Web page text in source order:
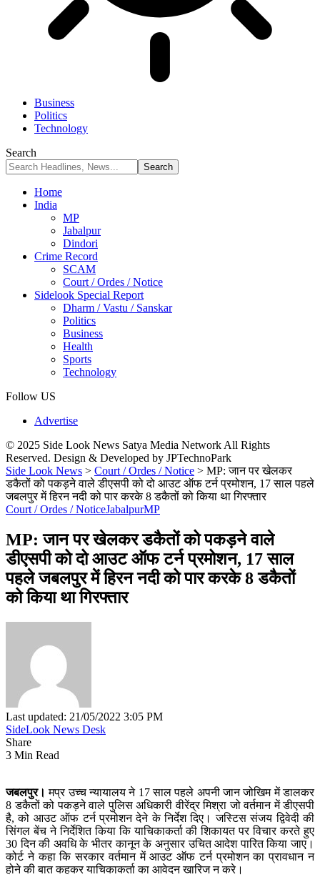
Business
Politics
Technology
Search
Home
India
MP
Jabalpur
Dindori
Crime Record
SCAM
Court / Ordes / Notice
Sidelook Special Report
Dharm / Vastu / Sanskar
Politics
Business
Health
Sports
Technology
Follow US
Advertise
© 2025 Side Look News Satya Media Network All Rights
Reserved. Design & Developed by JPTechnoPark
Side Look News > Court / Ordes / Notice > MP: जान पर खेलकर
डकैतों को पकड़ने वाले डीएसपी को दो आउट ऑफ टर्न प्रमोशन, 17 साल पहले
जबलपुर में हिरन नदी को पार करके 8 डकैतों को किया था गिरफ्तार
Court / Ordes / NoticeJabalpurMP
MP: जान पर खेलकर डकैतों को पकड़ने वाले
डीएसपी को दो आउट ऑफ टर्न प्रमोशन, 17 साल
पहले जबलपुर में हिरन नदी को पार करके 8 डकैतों
को किया था गिरफ्तार
Last updated: 21/05/2022 3:05 PM
SideLook News Desk
Share
3 Min Read
जबलपुर। मप्र उच्च न्यायालय ने 17 साल पहले अपनी जान जोखिम में डालकर
8 डकैतों को पकड़ने वाले पुलिस अधिकारी वीरेंद्र मिश्रा जो वर्तमान में डीएसपी
है, को आउट ऑफ टर्न प्रमोशन देने के निर्देश दिए। जस्टिस संजय द्विवेदी की
सिंगल बेंच ने निर्देशित किया कि याचिकाकर्ता की शिकायत पर विचार करते हुए
30 दिन की अवधि के भीतर कानून के अनुसार उचित आदेश पारित किया जाए।
कोर्ट ने कहा कि सरकार वर्तमान में आउट ऑफ टर्न प्रमोशन का प्रावधान न
होने की बात कहकर याचिकाकर्ता का आवेदन खारिज न करे।